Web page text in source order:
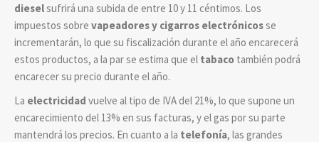
dieselsufrirá una subida de entre 10 y 11 céntimos. Los
impuestos sobre vapeadores y cigarros electrónicosse
incrementarán, lo que su fiscalización durante el año encarecerá
estos productos, a la par se estima que el tabaco también podrá
encarecer su precio durante el año.
La electricidad vuelve al tipo de IVA del 21%, lo que supone un
encarecimiento del 13% en sus facturas, y el gas por su parte
mantendrá los precios. En cuanto a la telefonía, las grandes